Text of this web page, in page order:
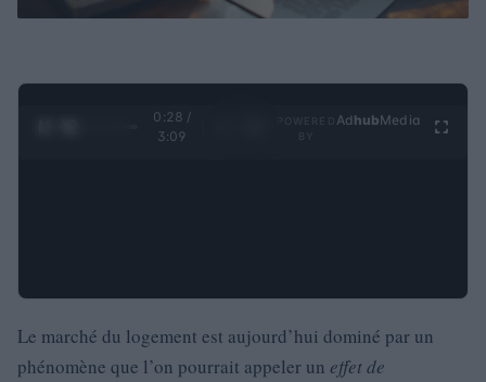
0:29 /
3:09
Ad hubMedia
Le marché du logement est aujourd’hui dominé par un
phénomène que l’on pourrait appeler un effet de